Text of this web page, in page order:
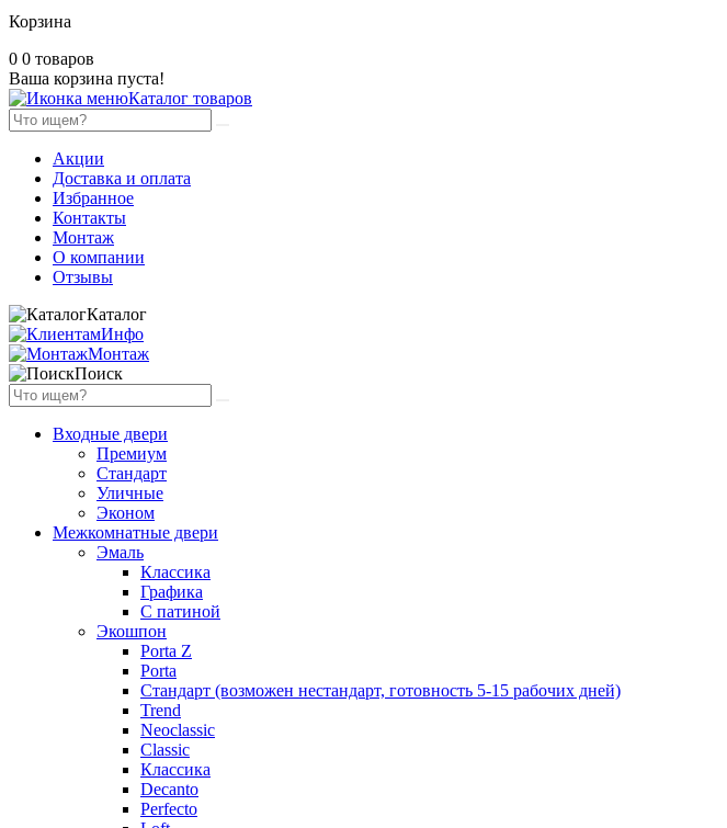
Корзина
0 0 товаров
Ваша корзина пуста!
Каталог товаров
Акции
Доставка и оплата
Избранное
Контакты
Монтаж
О компании
Отзывы
Каталог
Инфо
Монтаж
Поиск
Входные двери
Премиум
Стандарт
Уличные
Эконом
Межкомнатные двери
Эмаль
Классика
Графика
С патиной
Экошпон
Porta Z
Porta
Стандарт (возможен нестандарт, готовность 5-15 рабочих дней)
Trend
Neoclassic
Classic
Классика
Decanto
Perfecto